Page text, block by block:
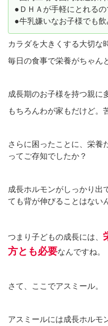
●ＤＨＡが手軽にとれる
●牛乳嫌いなお子様でも
カラダを大きくする大切な
毎日の食事で栄養がちゃん
成長期のお子様を持つ親に
もちろんわが家もだけど。
さらに困ったことに、栄養
ってご存知でしたか？
成長ホルモンがしっかり出
ても背が伸びることはない
つまり子どもの成長には、
方とも必要なんですね。
さて、ここでアスミール。
アスミールには成長ホルモ